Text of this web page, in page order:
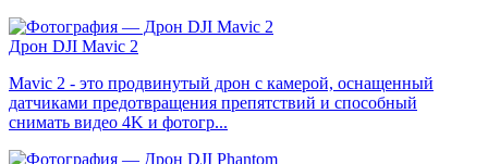
Дрон DJI Mavic 2
Mavic 2 - это продвинутый дрон с камерой, оснащенный
датчиками предотвращения препятствий и способный
снимать видео 4K и фотогр...